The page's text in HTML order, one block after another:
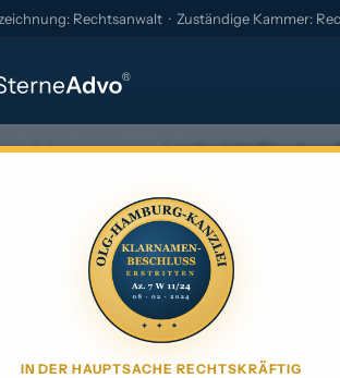
Rechtsanwalt · Zuständige Kammer:
IN DER HAUPTSACHE RECHTSKRÄFTIG
& Entscheidungen›Landgericht Flensburg 8
· GOOGLE